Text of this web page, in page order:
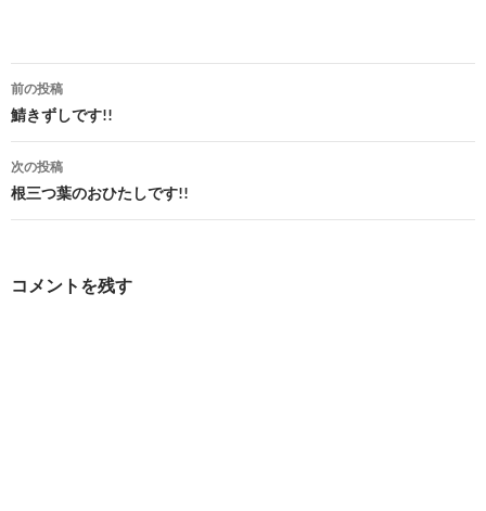
投
稿
ナ
ビ
前の投稿
鯖きずしです!!
次の投稿
根三つ葉のおひたしです!!
コメントを残す